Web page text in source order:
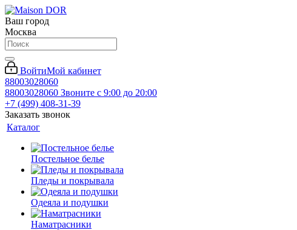
Ваш город
Москва
ВойтиМой кабинет
88003028060
88003028060 Звоните с 9:00 до 20:00
+7 (499) 408-31-39
Заказать звонок
Каталог
Постельное белье
Пледы и покрывала
Одеяла и подушки
Наматрасники